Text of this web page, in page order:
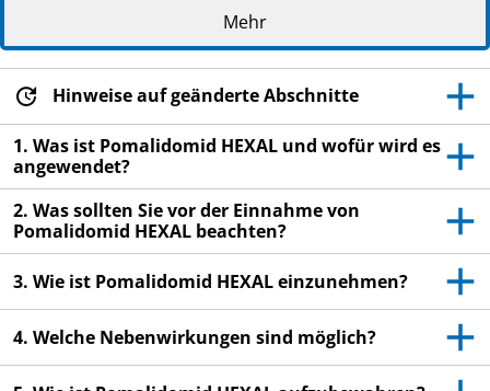
Sie dürfen dieses Arzneimittel nicht anwenden,
wenn Sie schwanger sind oder schwanger
werden könnten.
Sie müssen die in dieser Pa­ckungs­bei­lage
angegebenen Anweisungen zur
Empfängnisverhütung unbedingt befolgen.
Lesen Sie die gesamte Packungsbeilage sorgfältig
durch, bevor Sie mit der Einnahme dieses
Arzneimittels beginnen, denn sie enthält wichtige
Informationen.
Mehr
Hinweise auf geänderte Abschnitte
1. Was ist Pomalidomid HEXAL und wofür wird es
angewendet?
2. Was sollten Sie vor der Einnahme von
Pomalidomid HEXAL beachten?
3. Wie ist Pomalidomid HEXAL einzunehmen?
4. Welche Nebenwirkungen sind möglich?